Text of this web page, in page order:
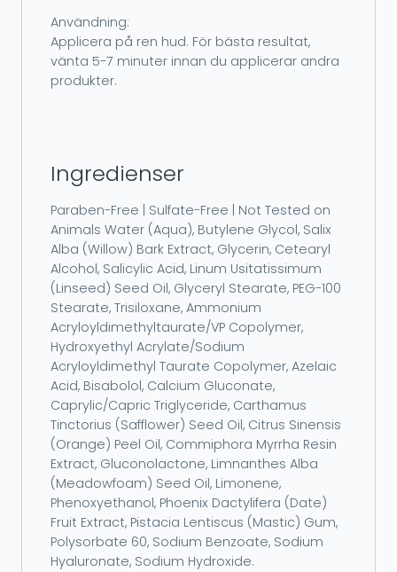
Användning:
Applicera på ren hud. För bästa resultat,
vänta 5-7 minuter innan du applicerar andra
produkter.
Ingredienser
Paraben-Free | Sulfate-Free | Not Tested on
Animals Water (Aqua), Butylene Glycol, Salix
Alba (Willow) Bark Extract, Glycerin, Cetearyl
Alcohol, Salicylic Acid, Linum Usitatissimum
(Linseed) Seed Oil, Glyceryl Stearate, PEG-100
Stearate, Trisiloxane, Ammonium
Acryloyldimethyltaurate/VP Copolymer,
Hydroxyethyl Acrylate/Sodium
Acryloyldimethyl Taurate Copolymer, Azelaic
Acid, Bisabolol, Calcium Gluconate,
Caprylic/Capric Triglyceride, Carthamus
Tinctorius (Safflower) Seed Oil, Citrus Sinensis
(Orange) Peel Oil, Commiphora Myrrha Resin
Extract, Gluconolactone, Limnanthes Alba
(Meadowfoam) Seed Oil, Limonene,
Phenoxyethanol, Phoenix Dactylifera (Date)
Fruit Extract, Pistacia Lentiscus (Mastic) Gum,
Polysorbate 60, Sodium Benzoate, Sodium
Hyaluronate, Sodium Hydroxide.